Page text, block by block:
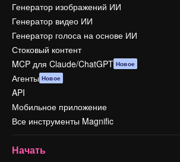
Генератор изображений ИИ
Генератор видео ИИ
Генератор голоса на основе ИИ
Стоковый контент
MCP для Claude/ChatGPT Новое
Агенты Новое
API
Мобильное приложение
Все инструменты Magnific
Начать